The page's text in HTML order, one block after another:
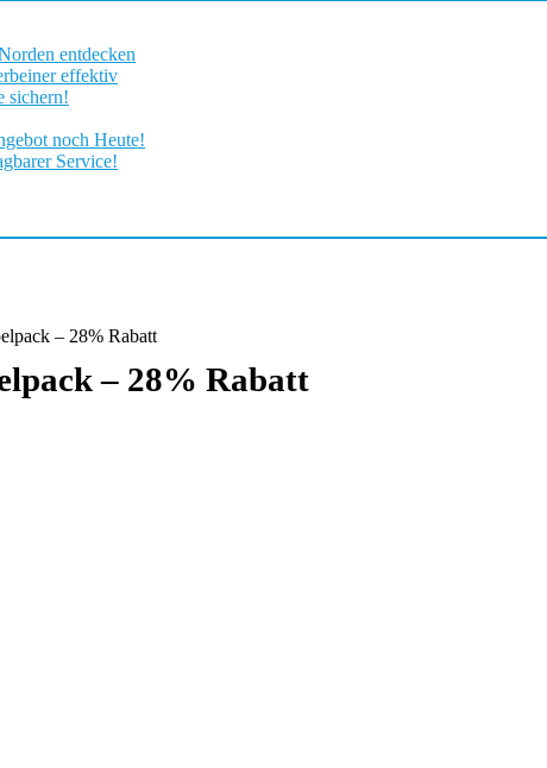
entdecken
effektiv
sichern!
noch Heute!
Service!
– 28% Rabatt
– 28% Rabatt